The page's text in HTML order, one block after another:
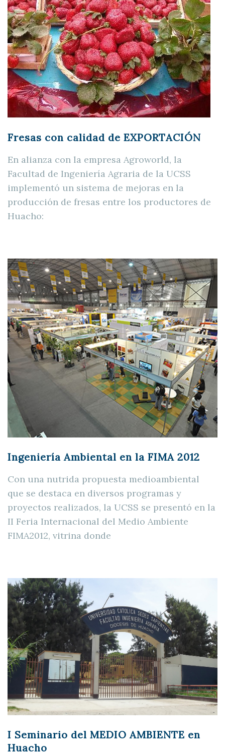
Fresas con calidad de EXPORTACIÓN
En alianza con la empresa Agroworld, la
Facultad de Ingeniería Agraria de la UCSS
implementó un sistema de mejoras en la
producción de fresas entre los productores de
Huacho:
Ingeniería Ambiental en la FIMA 2012
Con una nutrida propuesta medioambiental
que se destaca en diversos programas y
proyectos realizados, la UCSS se presentó en la
II Feria Internacional del Medio Ambiente
FIMA2012, vitrina donde
I Seminario del MEDIO AMBIENTE en
Huacho